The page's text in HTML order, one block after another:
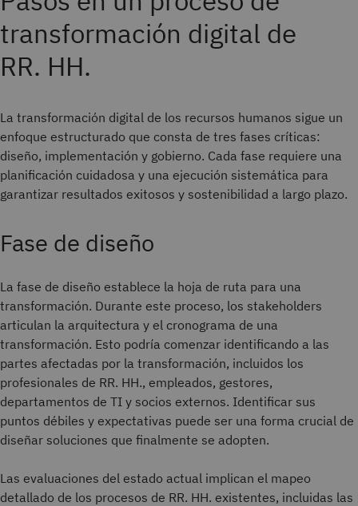
transformación digital de
RR. HH.
La transformación digital de los recursos humanos sigue un
enfoque estructurado que consta de tres fases críticas:
diseño, implementación y gobierno. Cada fase requiere una
planificación cuidadosa y una ejecución sistemática para
garantizar resultados exitosos y sostenibilidad a largo plazo.
Fase de diseño
La fase de diseño establece la hoja de ruta para una
transformación. Durante este proceso, los stakeholders
articulan la arquitectura y el cronograma de una
transformación. Esto podría comenzar identificando a las
partes afectadas por la transformación, incluidos los
profesionales de RR. HH., empleados, gestores,
departamentos de TI y socios externos. Identificar sus
puntos débiles y expectativas puede ser una forma crucial de
diseñar soluciones que finalmente se adopten.
Las evaluaciones del estado actual implican el mapeo
detallado de los procesos de RR. HH. existentes, incluidas las